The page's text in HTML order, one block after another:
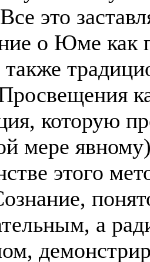
это
о Юме как
также
которую
мере
этого
а